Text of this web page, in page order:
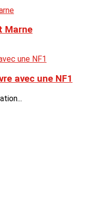
Marne
avec une NF1